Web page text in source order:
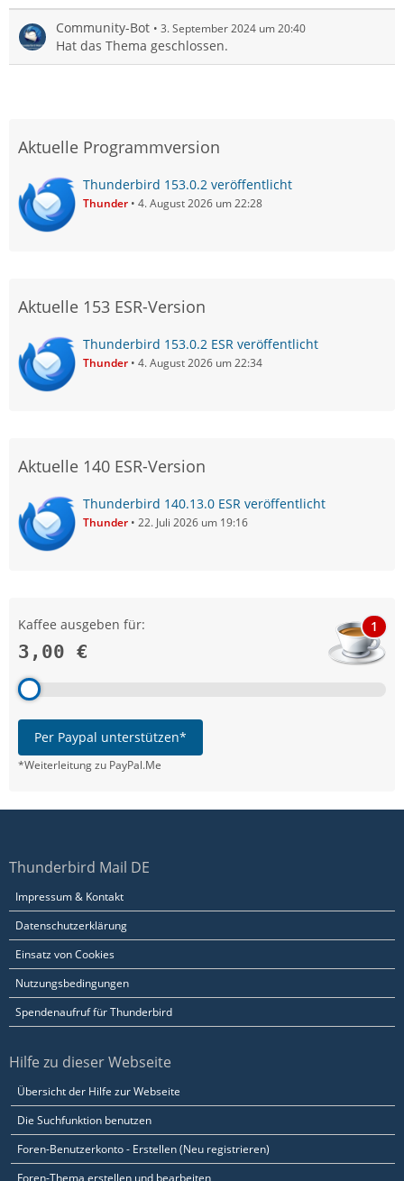
Community-Bot 3. September 2024 um 20:40
Hat das Thema geschlossen.
Aktuelle Programmversion
Thunderbird 153.0.2 veröffentlicht
Thunder 4. August 2026 um 22:28
Aktuelle 153 ESR-Version
Thunderbird 153.0.2 ESR veröffentlicht
Thunder 4. August 2026 um 22:34
Aktuelle 140 ESR-Version
Thunderbird 140.13.0 ESR veröffentlicht
Thunder 22. Juli 2026 um 19:16
Kaffee ausgeben für:
3,00 €
1
Per Paypal unterstützen*
*Weiterleitung zu PayPal.Me
Thunderbird Mail DE
Impressum & Kontakt
Datenschutzerklärung
Einsatz von Cookies
Nutzungsbedingungen
Spendenaufruf für Thunderbird
Hilfe zu dieser Webseite
Übersicht der Hilfe zur Webseite
Die Suchfunktion benutzen
Foren-Benutzerkonto - Erstellen (Neu registrieren)